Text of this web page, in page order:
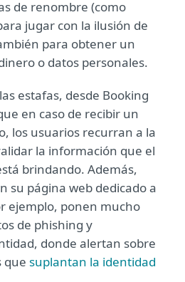
de renombre (como
jugar con la ilusión de
para obtener un
o datos personales.
estafas, desde Booking
en caso de recibir un
los usuarios recurran a la
la información que el
brindando. Además,
su página web dedicado a
ejemplo, ponen mucho
de phishing y
donde alertan sobre
que suplantan la identidad